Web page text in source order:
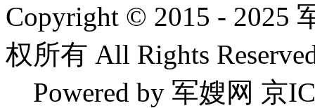
Copyright © 2015 - 2025
权所有 All Rights
Powered by 军嫂网 京